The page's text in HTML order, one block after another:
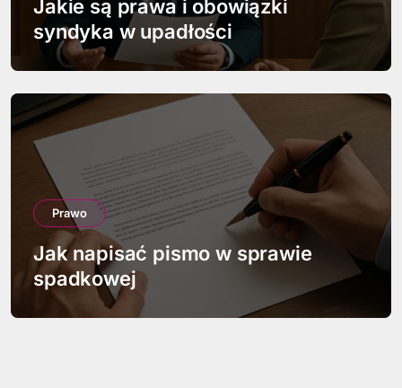
Jakie są prawa i obowiązki
syndyka w upadłości
Prawo
Jak napisać pismo w sprawie
spadkowej